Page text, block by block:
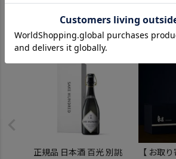
あなたにおすすめ
正規品 日本酒 百光 別誂
【 お取